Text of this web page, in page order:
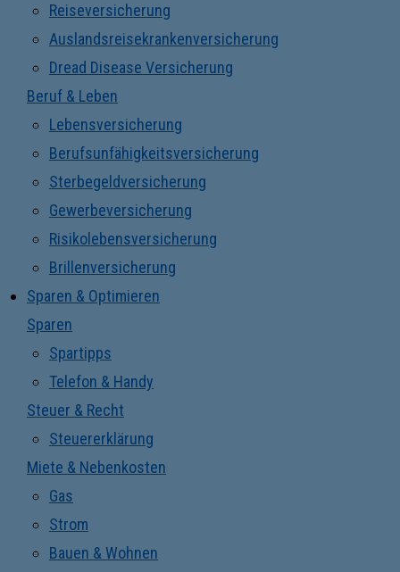
Reiseversicherung
Auslandsreisekrankenversicherung
Dread Disease Versicherung
Beruf & Leben
Lebensversicherung
Berufsunfähigkeitsversicherung
Sterbegeldversicherung
Gewerbeversicherung
Risikolebensversicherung
Brillenversicherung
Sparen & Optimieren
Sparen
Spartipps
Telefon & Handy
Steuer & Recht
Steuererklärung
Miete & Nebenkosten
Gas
Strom
Bauen & Wohnen